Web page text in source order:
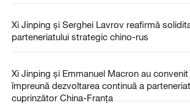
Xi Jinping și Serghei Lavrov reafirmă
parteneriatului strategic chino-rus
Xi Jinping și Emmanuel Macron au
împreună dezvoltarea continuă a
cuprinzător China-Franța